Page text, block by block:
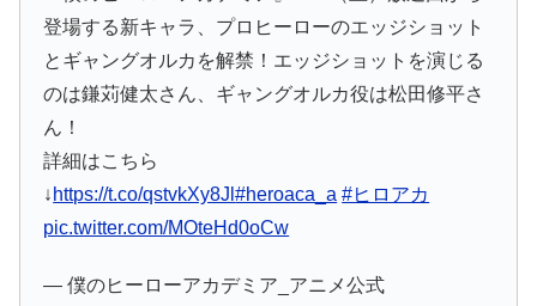
登場する新キャラ、プロヒーローのエッジショット
とギャングオルカを解禁！エッジショットを演じる
のは鎌苅健太さん、ギャングオルカ役は松田修平さ
ん！
詳細はこちら
↓ https://t.co/qstvkXy8Jl#heroaca_a #ヒロアカ
pic.twitter.com/MOteHd0oCw
— 僕のヒーローアカデミア_アニメ公式